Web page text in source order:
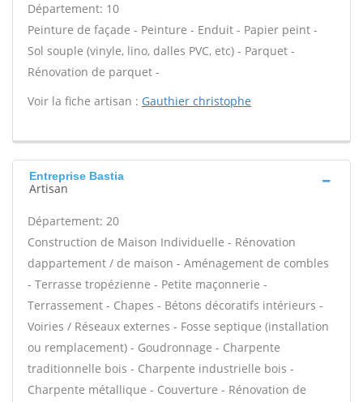
Département: 10
Peinture de façade - Peinture - Enduit - Papier peint -
Sol souple (vinyle, lino, dalles PVC, etc) - Parquet -
Rénovation de parquet -
Voir la fiche artisan : Gauthier christophe
Entreprise Bastia
Artisan
Département: 20
Construction de Maison Individuelle - Rénovation
dappartement / de maison - Aménagement de combles
- Terrasse tropézienne - Petite maçonnerie -
Terrassement - Chapes - Bétons décoratifs intérieurs -
Voiries / Réseaux externes - Fosse septique (installation
ou remplacement) - Goudronnage - Charpente
traditionnelle bois - Charpente industrielle bois -
Charpente métallique - Couverture - Rénovation de